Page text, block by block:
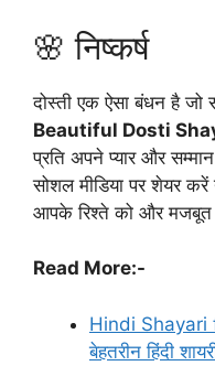
🌸 निष्कर्ष
दोस्ती एक ऐसा बंधन है जो
Beautiful Dosti
प्रति अपने प्यार और
सोशल मीडिया पर शेयर
आपके रिश्ते को और मजबूत
Read More:-
Hindi Shayari
बेहतरीन हिंदी